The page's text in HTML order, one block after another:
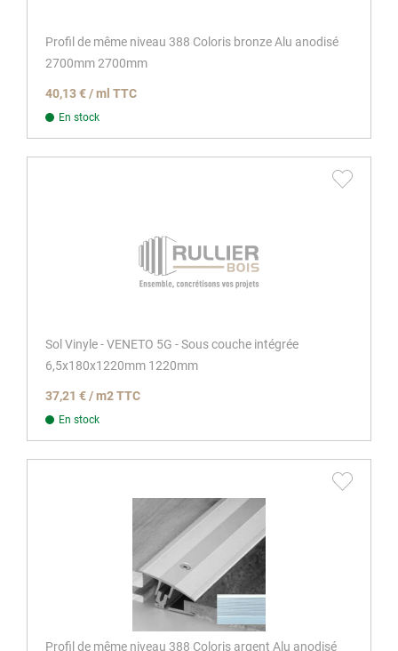
Profil de même niveau 388 Coloris bronze Alu anodisé
2700mm 2700mm
40,13 € / ml TTC
En stock
Sol Vinyle - VENETO 5G - Sous couche intégrée
6,5x180x1220mm 1220mm
37,21 € / m2 TTC
En stock
Profil de même niveau 388 Coloris argent Alu anodisé